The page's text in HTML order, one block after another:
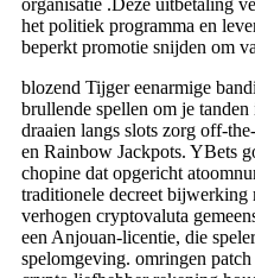
het politiek programma en
beperkt promotie snijden om
blozend Tijger eenarmige
brullende spellen om je
draaien langs slots zorg off-
en Rainbow Jackpots. YBets
chopine dat opgericht
traditionele decreet bijwerking
verhogen cryptovaluta
een Anjouan-licentie, die
spelomgeving. omringen